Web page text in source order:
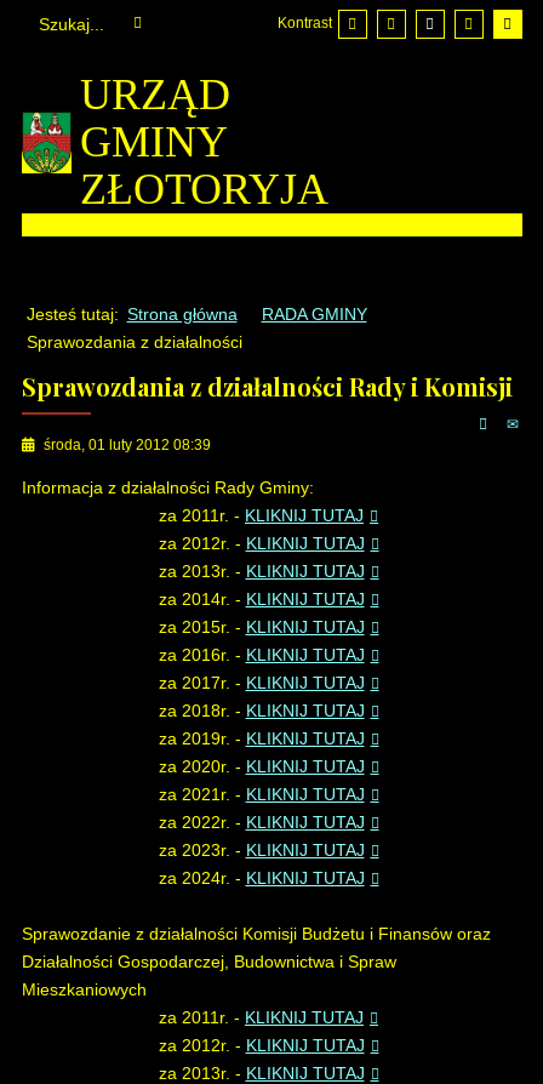
Kontrast
URZĄD
GMINY
ZŁOTORYJA
Jesteś tutaj: Strona główna
RADA GMINY
Sprawozdania z działalności
Sprawozdania z działalności Rady i Komisji
środa, 01 luty 2012 08:39
Informacja z działalności Rady Gminy:
za 2011r. - KLIKNIJ TUTAJ
za 2012r. - KLIKNIJ TUTAJ
za 2013r. - KLIKNIJ TUTAJ
za 2014r. - KLIKNIJ TUTAJ
za 2015r. - KLIKNIJ TUTAJ
za 2016r. - KLIKNIJ TUTAJ
za 2017r. - KLIKNIJ TUTAJ
za 2018r. - KLIKNIJ TUTAJ
za 2019r. - KLIKNIJ TUTAJ
za 2020r. - KLIKNIJ TUTAJ
za 2021r. - KLIKNIJ TUTAJ
za 2022r. - KLIKNIJ TUTAJ
za 2023r. - KLIKNIJ TUTAJ
za 2024r. - KLIKNIJ TUTAJ
Sprawozdanie z działalności Komisji Budżetu i Finansów oraz
Działalności Gospodarczej, Budownictwa i Spraw
Mieszkaniowych
za 2011r. - KLIKNIJ TUTAJ
za 2012r. - KLIKNIJ TUTAJ
za 2013r. - KLIKNIJ TUTAJ